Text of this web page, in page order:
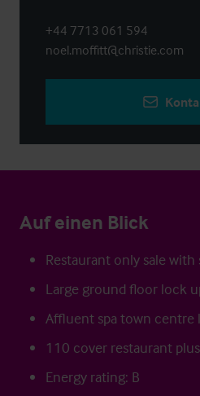
+44 7713 061 594
noel.moffitt@christie.com
Auf einen Blick
Restaurant only sale with
Large ground floor lock
Affluent spa town centre
110 cover restaurant
Energy rating: B